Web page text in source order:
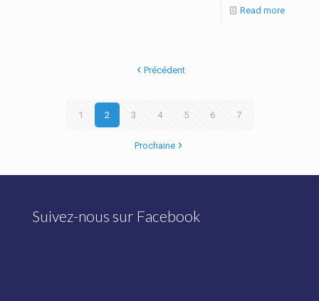
Read more
Précédent
1 2 3 4 5 6 7
Prochaine
Suivez-nous sur Facebook